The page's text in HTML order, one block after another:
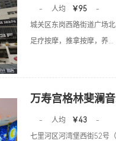
- 人均 ￥95
-
城关区东岗西路街道广场
足疗按摩，推拿按摩，养...
万寿宫格林斐澜
- 人均 ￥43
-
七里河区河湾堡西街52号